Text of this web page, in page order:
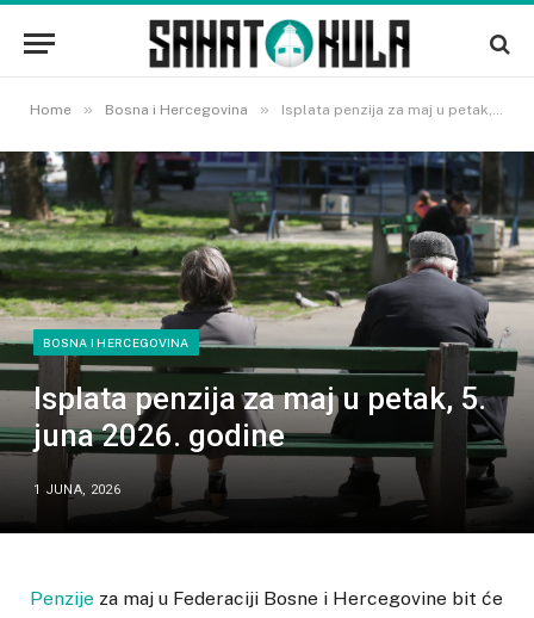
Home » Bosna i Hercegovina » Isplata penzija za maj u petak, 5. juna 2026. godine
BOSNA I HERCEGOVINA
Isplata penzija za maj u petak, 5.
juna 2026. godine
1 JUNA, 2026
Penzije za maj u Federaciji Bosne i Hercegovine bit će